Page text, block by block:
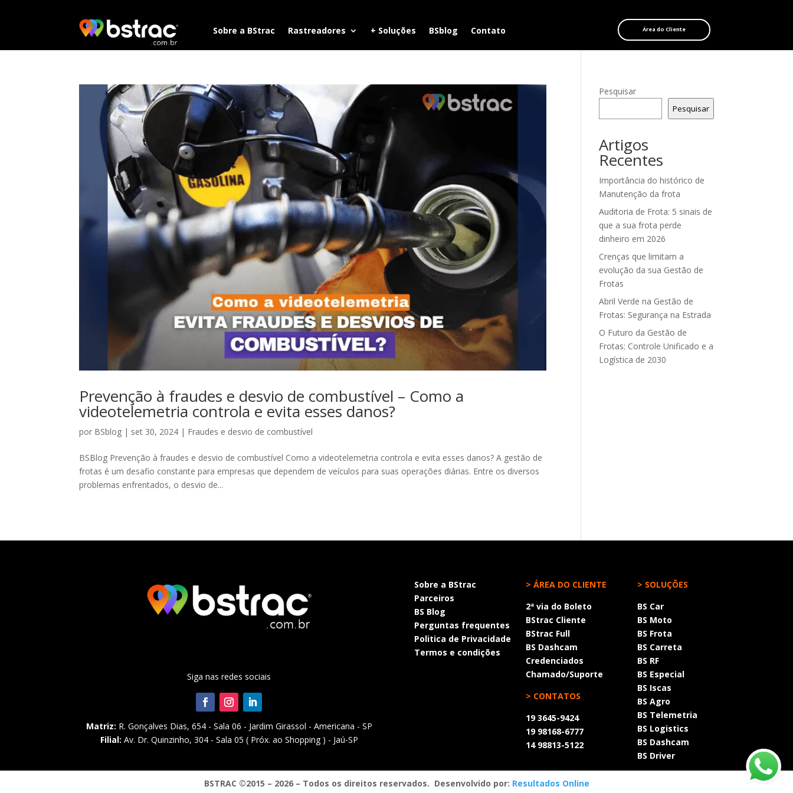
Sobre a BStrac Rastreadores + Soluções BSblog Contato Área do Cliente
Prevenção à fraudes e desvio de combustível – Como a
videotelemetria controla e evita esses danos?
por BSblog | set 30, 2024 | Fraudes e desvio de combustível
BSBlog Prevenção à fraudes e desvio de combustível Como a videotelemetria controla e evita esses danos? A gestão de
frotas é um desafio constante para empresas que dependem de veículos para suas operações diárias. Entre os diversos
problemas enfrentados, o desvio de...
Pesquisar
Pesquisar
Artigos
Recentes
Importância do histórico de
Manutenção da frota
Auditoria de Frota: 5 sinais de
que a sua frota perde
dinheiro em 2026
Crenças que limitam a
evolução da sua Gestão de
Frotas
Abril Verde na Gestão de
Frotas: Segurança na Estrada
O Futuro da Gestão de
Frotas: Controle Unificado e a
Logística de 2030
Siga nas redes sociais
Matriz: R. Gonçalves Dias, 654 - Sala 06 - Jardim Girassol - Americana - SP
Filial: Av. Dr. Quinzinho, 304 - Sala 05 ( Próx. ao Shopping ) - Jaú-SP
Sobre a BStrac
Parceiros
BS Blog
Perguntas frequentes
Politica de Privacidade
Termos e condições
> ÁREA DO CLIENTE
2ª via do Boleto
BStrac Cliente
BStrac Full
BS Dashcam
Credenciados
Chamado/Suporte
> CONTATOS
19 3645-9424
19 98168-6777
14 98813-5122
> SOLUÇÕES
BS Car
BS Moto
BS Frota
BS Carreta
BS RF
BS Especial
BS Iscas
BS Agro
BS Telemetria
BS Logistics
BS Dashcam
BS Driver
BSTRAC ©2015 – 2026 – Todos os direitos reservados. Desenvolvido por: Resultados Online